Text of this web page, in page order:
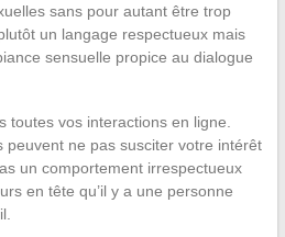
sans pour autant être trop
un langage respectueux mais
sensuelle propice au dialogue
toutes vos interactions en ligne.
peuvent ne pas susciter votre intérêt
un comportement irrespectueux
en tête qu’il y a une personne